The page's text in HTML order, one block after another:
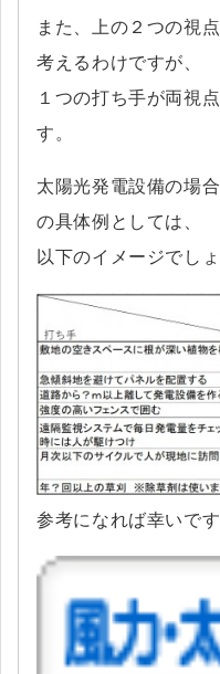
また、上の２つの視
考えるわけですが、
１つの打ち手が両視
す。
太陽光発電設備の場
の具体例としては、
以下のイメージでしょ
参考になれば幸いです